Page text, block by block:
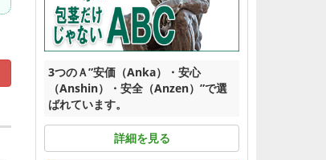
3つのＡ”安価（Anka）・安心
（Anshin）・安全（Anzen）”で選
ばれています。
詳細を見る